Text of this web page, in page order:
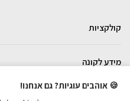
קולקציות
מידע לקונה
🍪 אוהבים עוגיות? גם אנחנו!